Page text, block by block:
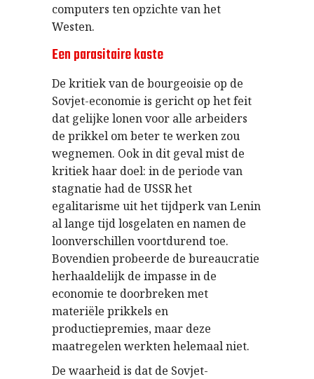
computers ten opzichte van het
Westen.
Een parasitaire kaste
De kritiek van de bourgeoisie op de
Sovjet-economie is gericht op het feit
dat gelijke lonen voor alle arbeiders
de prikkel om beter te werken zou
wegnemen. Ook in dit geval mist de
kritiek haar doel: in de periode van
stagnatie had de USSR het
egalitarisme uit het tijdperk van Lenin
al lange tijd losgelaten en namen de
loonverschillen voortdurend toe.
Bovendien probeerde de bureaucratie
herhaaldelijk de impasse in de
economie te doorbreken met
materiële prikkels en
productiepremies, maar deze
maatregelen werkten helemaal niet.
De waarheid is dat de Sovjet-